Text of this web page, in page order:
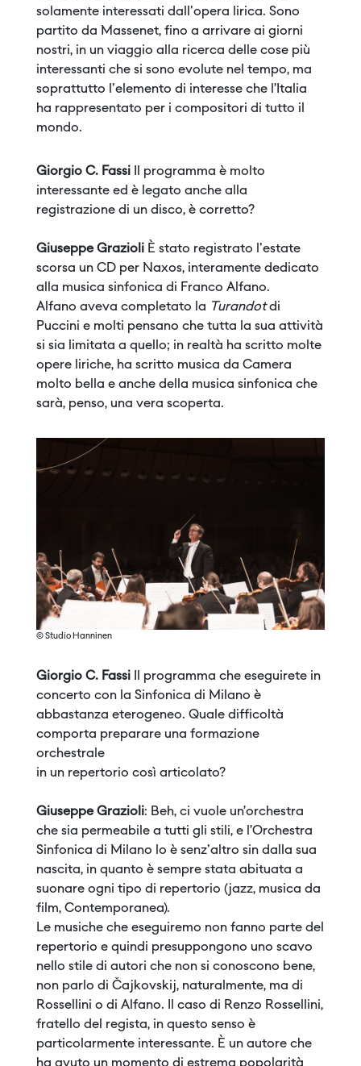
solamente interessati dall'opera lirica. Sono
partito da Massenet, fino a arrivare ai giorni
nostri, in un viaggio alla ricerca delle cose più
interessanti che si sono evolute nel tempo, ma
soprattutto l'elemento di interesse che l’Italia
ha rappresentato per i compositori di tutto il
mondo.
Giorgio C. Fassi Il programma è molto
interessante ed è legato anche alla
registrazione di un disco, è corretto?
Giuseppe Grazioli È stato registrato l'estate
scorsa un CD per Naxos, interamente dedicato
alla musica sinfonica di Franco Alfano.
Alfano aveva completato la Turandotdi
Puccini e molti pensano che tutta la sua attività
si sia limitata a quello; in realtà ha scritto molte
opere liriche, ha scritto musica da Camera
molto bella e anche della musica sinfonica che
sarà, penso, una vera scoperta.
© Studio Hanninen
Giorgio C. Fassi Il programma che eseguirete in
concerto con la Sinfonica di Milano è
abbastanza eterogeneo. Quale difficoltà
comporta preparare una formazione
orchestrale
in un repertorio così articolato?
Giuseppe Grazioli: Beh, ci vuole un’orchestra
che sia permeabile a tutti gli stili, e l’Orchestra
Sinfonica di Milano lo è senz'altro sin dalla sua
nascita, in quanto è sempre stata abituata a
suonare ogni tipo di repertorio (jazz, musica da
film, Contemporanea).
Le musiche che eseguiremo non fanno parte del
repertorio e quindi presuppongono uno scavo
nello stile di autori che non si conoscono bene,
non parlo di Čajkovskij, naturalmente, ma di
Rossellini o di Alfano. Il caso di Renzo Rossellini,
fratello del regista, in questo senso è
particolarmente interessante. È un autore che